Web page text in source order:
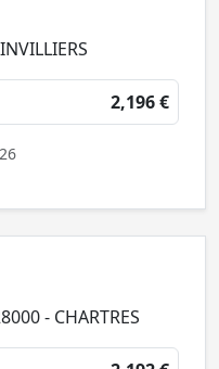
2,196 €
- CHARTRES